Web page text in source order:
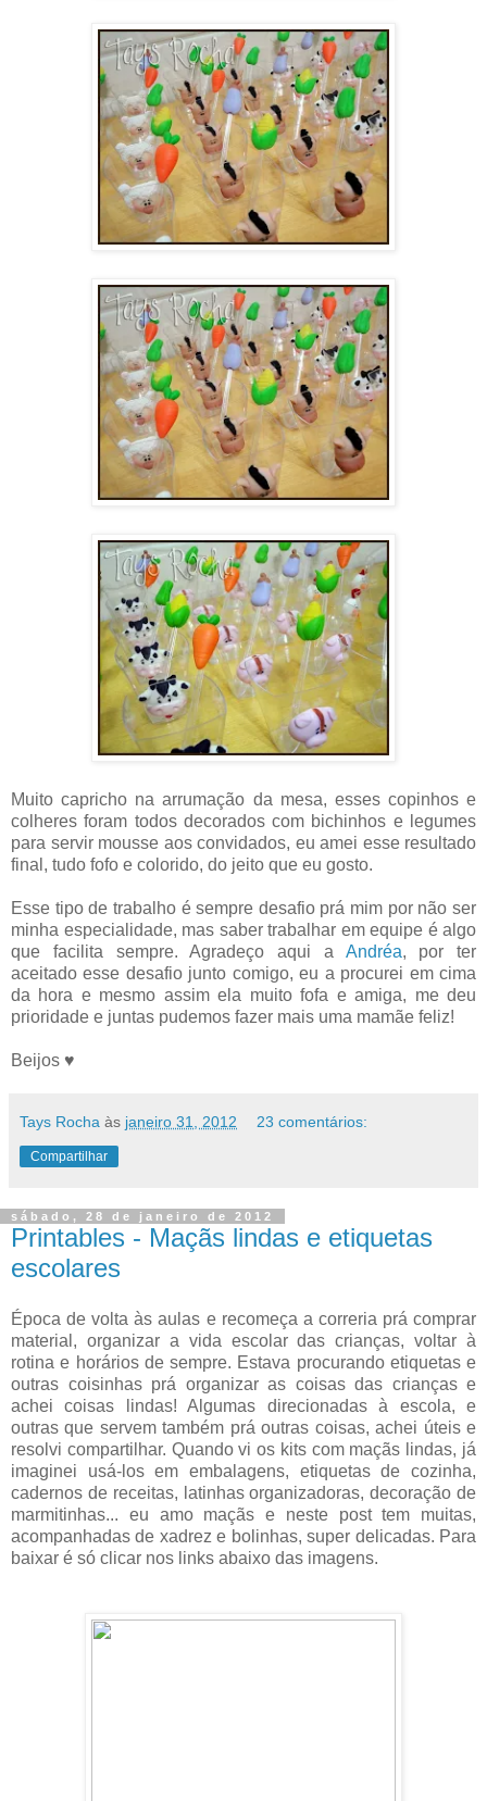
Muito capricho na arrumação da mesa, esses copinhos e
colheres foram todos decorados com bichinhos e legumes
para servir mousse aos convidados, eu amei esse resultado
final, tudo fofo e colorido, do jeito que eu gosto.
Esse tipo de trabalho é sempre desafio prá mim por não ser
minha especialidade, mas saber trabalhar em equipe é algo
que facilita sempre. Agradeço aqui a Andréa, por ter
aceitado esse desafio junto comigo, eu a procurei em cima
da hora e mesmo assim ela muito fofa e amiga, me deu
prioridade e juntas pudemos fazer mais uma mamãe feliz!
Beijos ♥
Tays Rocha às janeiro 31, 2012 23 comentários:
Compartilhar
sábado, 28 de janeiro de 2012
Printables - Maçãs lindas e etiquetas
escolares
Época de volta às aulas e recomeça a correria prá comprar
material, organizar a vida escolar das crianças, voltar à
rotina e horários de sempre. Estava procurando etiquetas e
outras coisinhas prá organizar as coisas das crianças e
achei coisas lindas! Algumas direcionadas à escola, e
outras que servem também prá outras coisas, achei úteis e
resolvi compartilhar. Quando vi os kits com maçãs lindas, já
imaginei usá-los em embalagens, etiquetas de cozinha,
cadernos de receitas, latinhas organizadoras, decoração de
marmitinhas... eu amo maçãs e neste post tem muitas,
acompanhadas de xadrez e bolinhas, super delicadas. Para
baixar é só clicar nos links abaixo das imagens.